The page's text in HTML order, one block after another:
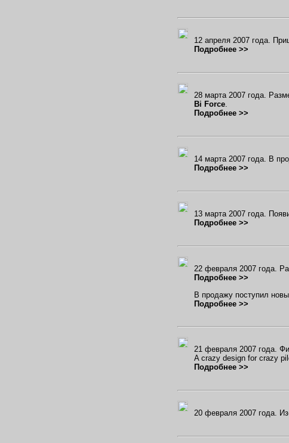
12 апреля 2007 года.
Подробнее >>
28 марта 2007 года.
Bi Force.
Подробнее >>
14 марта 2007 года. В
Подробнее >>
13 марта 2007 года.
Подробнее >>
22 февраля 2007 года.
Подробнее >>
В продажу поступил
Подробнее >>
21 февраля 2007 года.
A crazy design for crazy
Подробнее >>
20 февраля 2007 года.